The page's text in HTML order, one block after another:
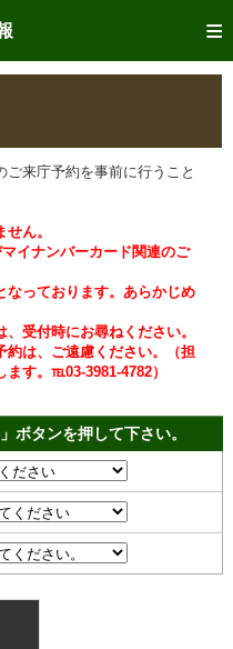
来庁予約を事前に行うこと
ん。
イナンバーカード関連のご
っております。あらかじめ
受付時にお尋ねください。
は、ご遠慮ください。（担
す。℡03-3981-4782）
ボタンを押して下さい。